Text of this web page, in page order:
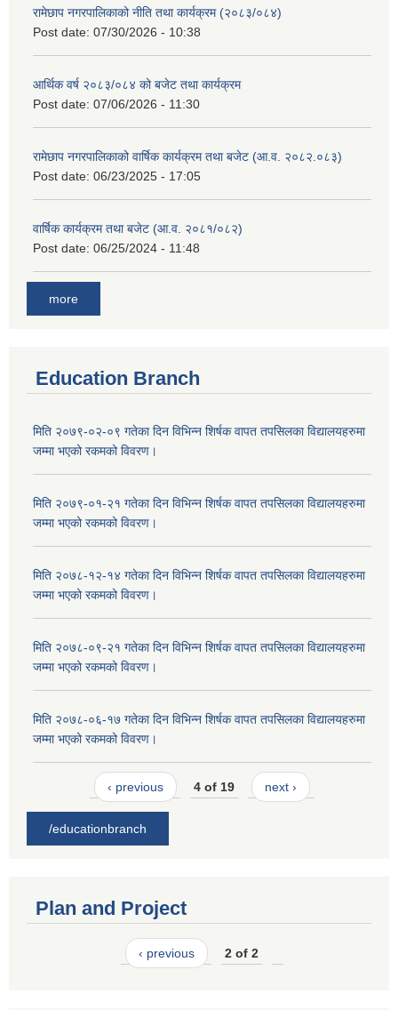
रामेछाप नगरपालिकाको नीति तथा कार्यक्रम (२०८३/०८४)
Post date: 07/30/2026 - 10:38
आर्थिक वर्ष २०८३/०८४ को बजेट तथा कार्यक्रम
Post date: 07/06/2026 - 11:30
रामेछाप नगरपालिकाको वार्षिक कार्यक्रम तथा बजेट (आ.व. २०८२.०८३)
Post date: 06/23/2025 - 17:05
वार्षिक कार्यक्रम तथा बजेट (आ.व. २०८१/०८२)
Post date: 06/25/2024 - 11:48
more
Education Branch
मिति २०७९-०२-०९ गतेका दिन विभिन्न शिर्षक वापत तपसिलका विद्यालयहरुमा
जम्मा भएको रकमको विवरण।
मिति २०७९-०१-२१ गतेका दिन विभिन्न शिर्षक वापत तपसिलका विद्यालयहरुमा
जम्मा भएको रकमको विवरण।
मिति २०७८-१२-१४ गतेका दिन विभिन्न शिर्षक वापत तपसिलका विद्यालयहरुमा
जम्मा भएको रकमको विवरण।
मिति २०७८-०९-२१ गतेका दिन विभिन्न शिर्षक वापत तपसिलका विद्यालयहरुमा
जम्मा भएको रकमको विवरण।
मिति २०७८-०६-१७ गतेका दिन विभिन्न शिर्षक वापत तपसिलका विद्यालयहरुमा
जम्मा भएको रकमको विवरण।
‹ previous 4 of 19 next ›
/educationbranch
Plan and Project
‹ previous 2 of 2